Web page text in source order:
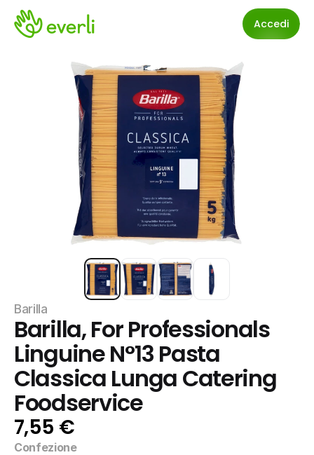
Accedi
Barilla
Barilla, For Professionals
Linguine N°13 Pasta
Classica Lunga Catering
Foodservice
7,55 €
Confezione